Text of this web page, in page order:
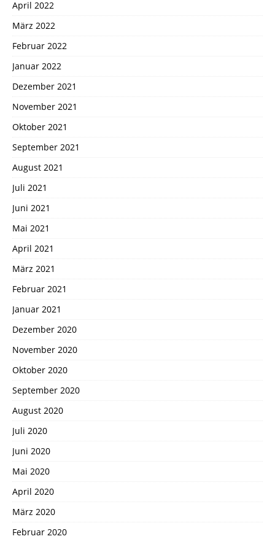
April 2022
März 2022
Februar 2022
Januar 2022
Dezember 2021
November 2021
Oktober 2021
September 2021
August 2021
Juli 2021
Juni 2021
Mai 2021
April 2021
März 2021
Februar 2021
Januar 2021
Dezember 2020
November 2020
Oktober 2020
September 2020
August 2020
Juli 2020
Juni 2020
Mai 2020
April 2020
März 2020
Februar 2020